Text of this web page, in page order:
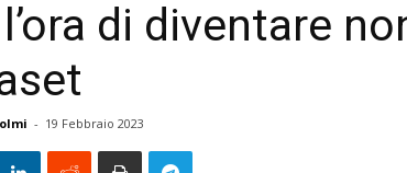
di diventare
- 19 Febbraio 2023